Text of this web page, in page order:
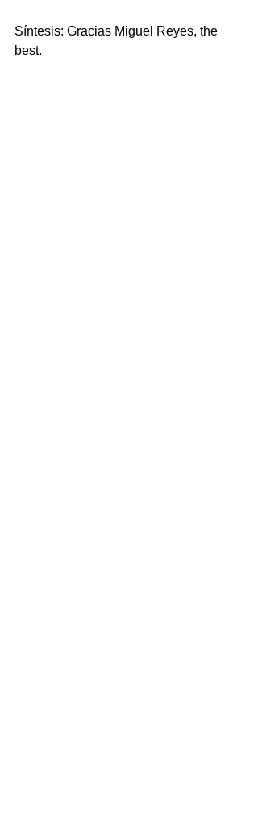
Síntesis: Gracias Miguel Reyes, the
best.